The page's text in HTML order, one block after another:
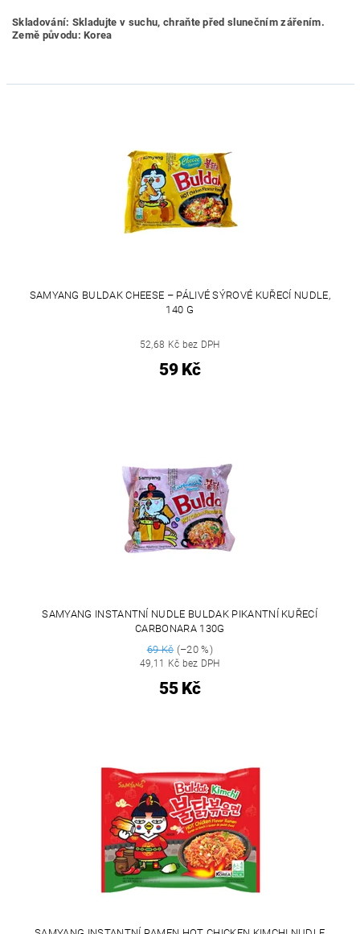
Skladování: Skladujte v suchu, chraňte před slunečním zářením.
Země původu: Korea
SAMYANG BULDAK CHEESE – PÁLIVÉ SÝROVÉ KUŘECÍ NUDLE,
140 G
52,68 Kč bez DPH
59 Kč
SAMYANG INSTANTNÍ NUDLE BULDAK PIKANTNÍ KUŘECÍ
CARBONARA 130G
69 Kč(–20 %)
49,11 Kč bez DPH
55 Kč